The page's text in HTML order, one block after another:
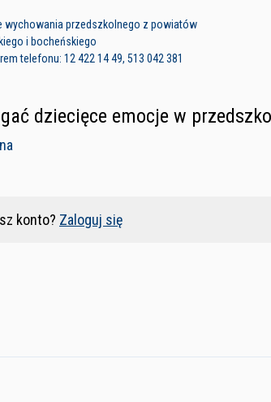
wychowania przedszkolnego z powiatów
i bocheńskiego
telefonu: 12 422 14 49, 513 042 381
dziecięce emocje w
konto? Zaloguj się